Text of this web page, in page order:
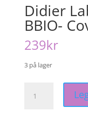
Didier
BBIO-
239kr
3 på lager
Lab